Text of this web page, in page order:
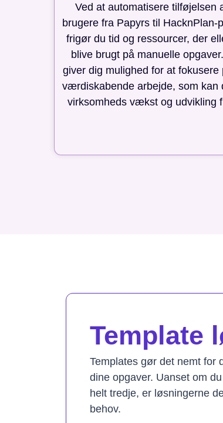
Ved at automatisere tilføjelsen
brugere fra Papyrs til HacknPlan-
frigør du tid og ressourcer, der
blive brugt på manuelle
giver dig mulighed for at fokusere
værdiskabende arbejde, som kan
virksomheds vækst og udvikling
Template
Templates gør det nemt for
dine opgaver. Uanset om
helt tredje, er løsningerne
behov.